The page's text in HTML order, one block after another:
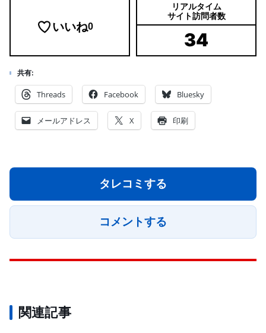
いいね0
リアルタイム
サイト訪問者数
34
共有:
Threads Facebook Bluesky
メールアドレス X 印刷
タレコミする
コメントする
関連記事